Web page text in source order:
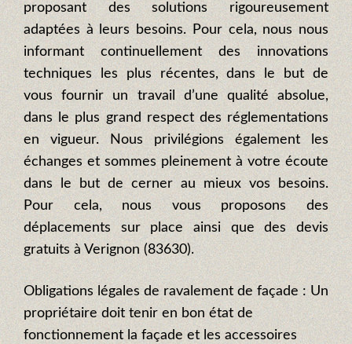
proposant des solutions rigoureusement
adaptées à leurs besoins. Pour cela, nous nous
informant continuellement des innovations
techniques les plus récentes, dans le but de
vous fournir un travail d’une qualité absolue,
dans le plus grand respect des réglementations
en vigueur. Nous privilégions également les
échanges et sommes pleinement à votre écoute
dans le but de cerner au mieux vos besoins.
Pour cela, nous vous proposons des
déplacements sur place ainsi que des devis
gratuits à Verignon (83630).
Obligations légales de ravalement de façade : Un
propriétaire doit tenir en bon état de
fonctionnement la façade et les accessoires